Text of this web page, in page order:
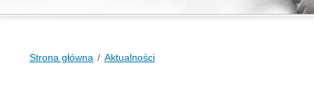
Strona główna Aktualności